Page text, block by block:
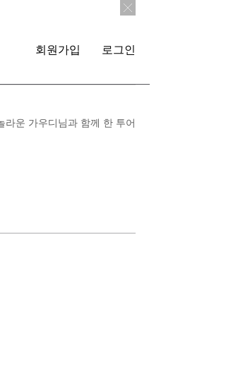
회원가입 로그인
라운 가우디님과 함께 한 투어